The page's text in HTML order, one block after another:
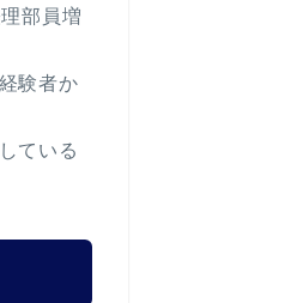
部員増
験者か
ている